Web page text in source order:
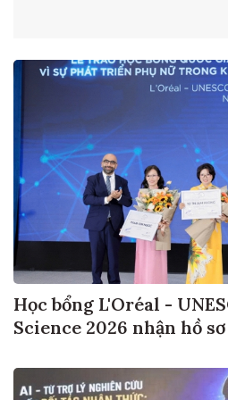
Học bổng L'Oréal -
Science 2026 nhận hồ